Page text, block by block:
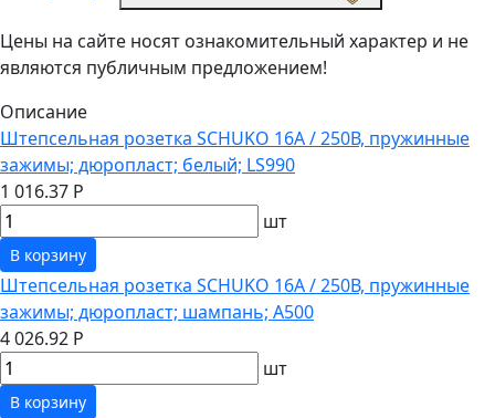
Цены на сайте носят ознакомительный характер и не
являются публичным предложением!
Описание
Штепсельная розетка SCHUKO 16А / 250В, пружинные
зажимы; дюропласт; белый; LS990
1 016.37 Р
шт
В корзину
Штепсельная розетка SCHUKO 16А / 250В, пружинные
зажимы; дюропласт; шампань; A500
4 026.92 Р
шт
В корзину